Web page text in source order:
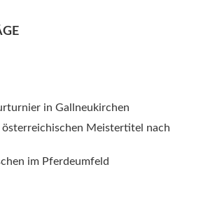
in Gallneukirchen
Meistertitel nach
im Pferdeumfeld